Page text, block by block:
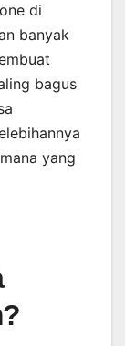
di
banyak
bagus
yang